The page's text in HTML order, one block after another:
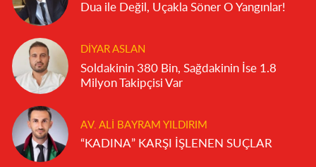
Dua ile Değil, Uçakla Söner O Yangınlar!
DIYAR ASLAN
Soldakinin 380 Bin, Sağdakinin İse 1.8
Milyon Takipçisi Var
AV. ALI BAYRAM YILDIRIM
“KADINA” KARŞI İŞLENEN SUÇLAR